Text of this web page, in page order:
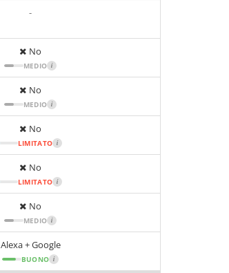
-
No
MEDIO i
No
MEDIO i
No
LIMITATO i
No
LIMITATO i
No
MEDIO i
Alexa + Google
BUONO i